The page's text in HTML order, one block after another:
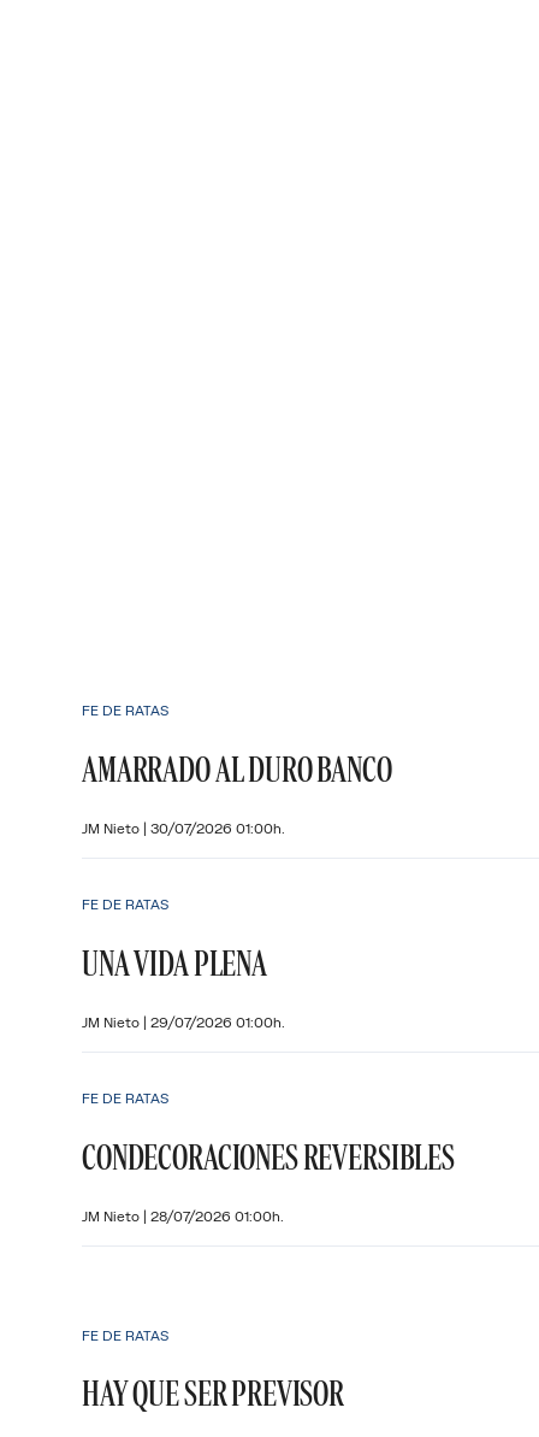
FE DE RATAS
AMARRADO AL DURO BANCO
JM Nieto | 30/07/2026 01:00h.
FE DE RATAS
UNA VIDA PLENA
JM Nieto | 29/07/2026 01:00h.
FE DE RATAS
CONDECORACIONES REVERSIBLES
JM Nieto | 28/07/2026 01:00h.
FE DE RATAS
HAY QUE SER PREVISOR